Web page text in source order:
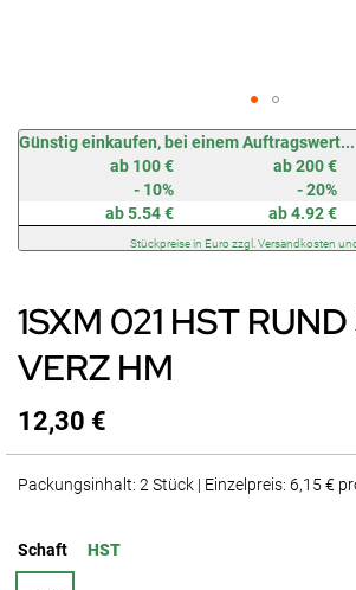
Günstig einkaufen, bei einem Auftragswert...
ab 100 €
ab 200 €
- 10%
- 20%
ab 5.54 €
ab 4.92 €
Stückpreise in Euro zzgl. Versandkosten
1SXM 021 HST
VERZ HM
12,30 €
Packungsinhalt: 2 Stück | Einzelpreis: 6,15 €
Schaft HST
Zum
Anfang
springen